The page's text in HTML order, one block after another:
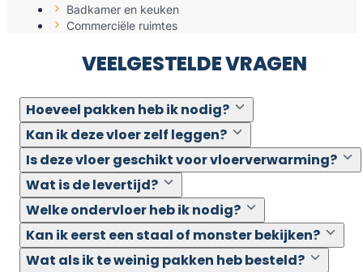
Badkamer en keuken
Commerciële ruimtes
VEELGESTELDE VRAGEN
Hoeveel pakken heb ik nodig?
Kan ik deze vloer zelf leggen?
Is deze vloer geschikt voor vloerverwarming?
Wat is de levertijd?
Welke ondervloer heb ik nodig?
Kan ik eerst een staal of monster bekijken?
Wat als ik te weinig pakken heb besteld?